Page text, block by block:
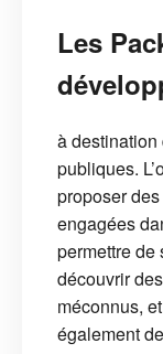
Les
à
publiques.
proposer
engagées
permettre
découvrir
méconnus,
également